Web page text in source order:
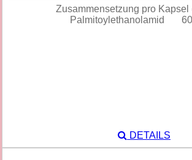
Zusammensetzung pro Kapsel
Palmitoylethanolamid
DETAILS